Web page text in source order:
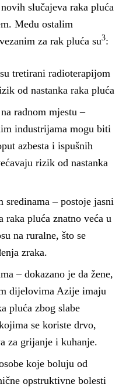
slučajeva raka pluća
Među ostalim
za rak pluća su3:
tretirani radioterapijom
od nastanka raka pluća
radnom mjestu–
industrijama mogu biti
azbesta i ispušnih
rizik od nastanka
sredinama – postoje jasni
raka pluća znatno veća u
na ruralne, što se
zraka.
– dokazano je da žene,
dijelovima Azije imaju
pluća zbog slabe
se koriste drvo,
za grijanje i kuhanje.
koje boluju od
opstruktivne bolesti